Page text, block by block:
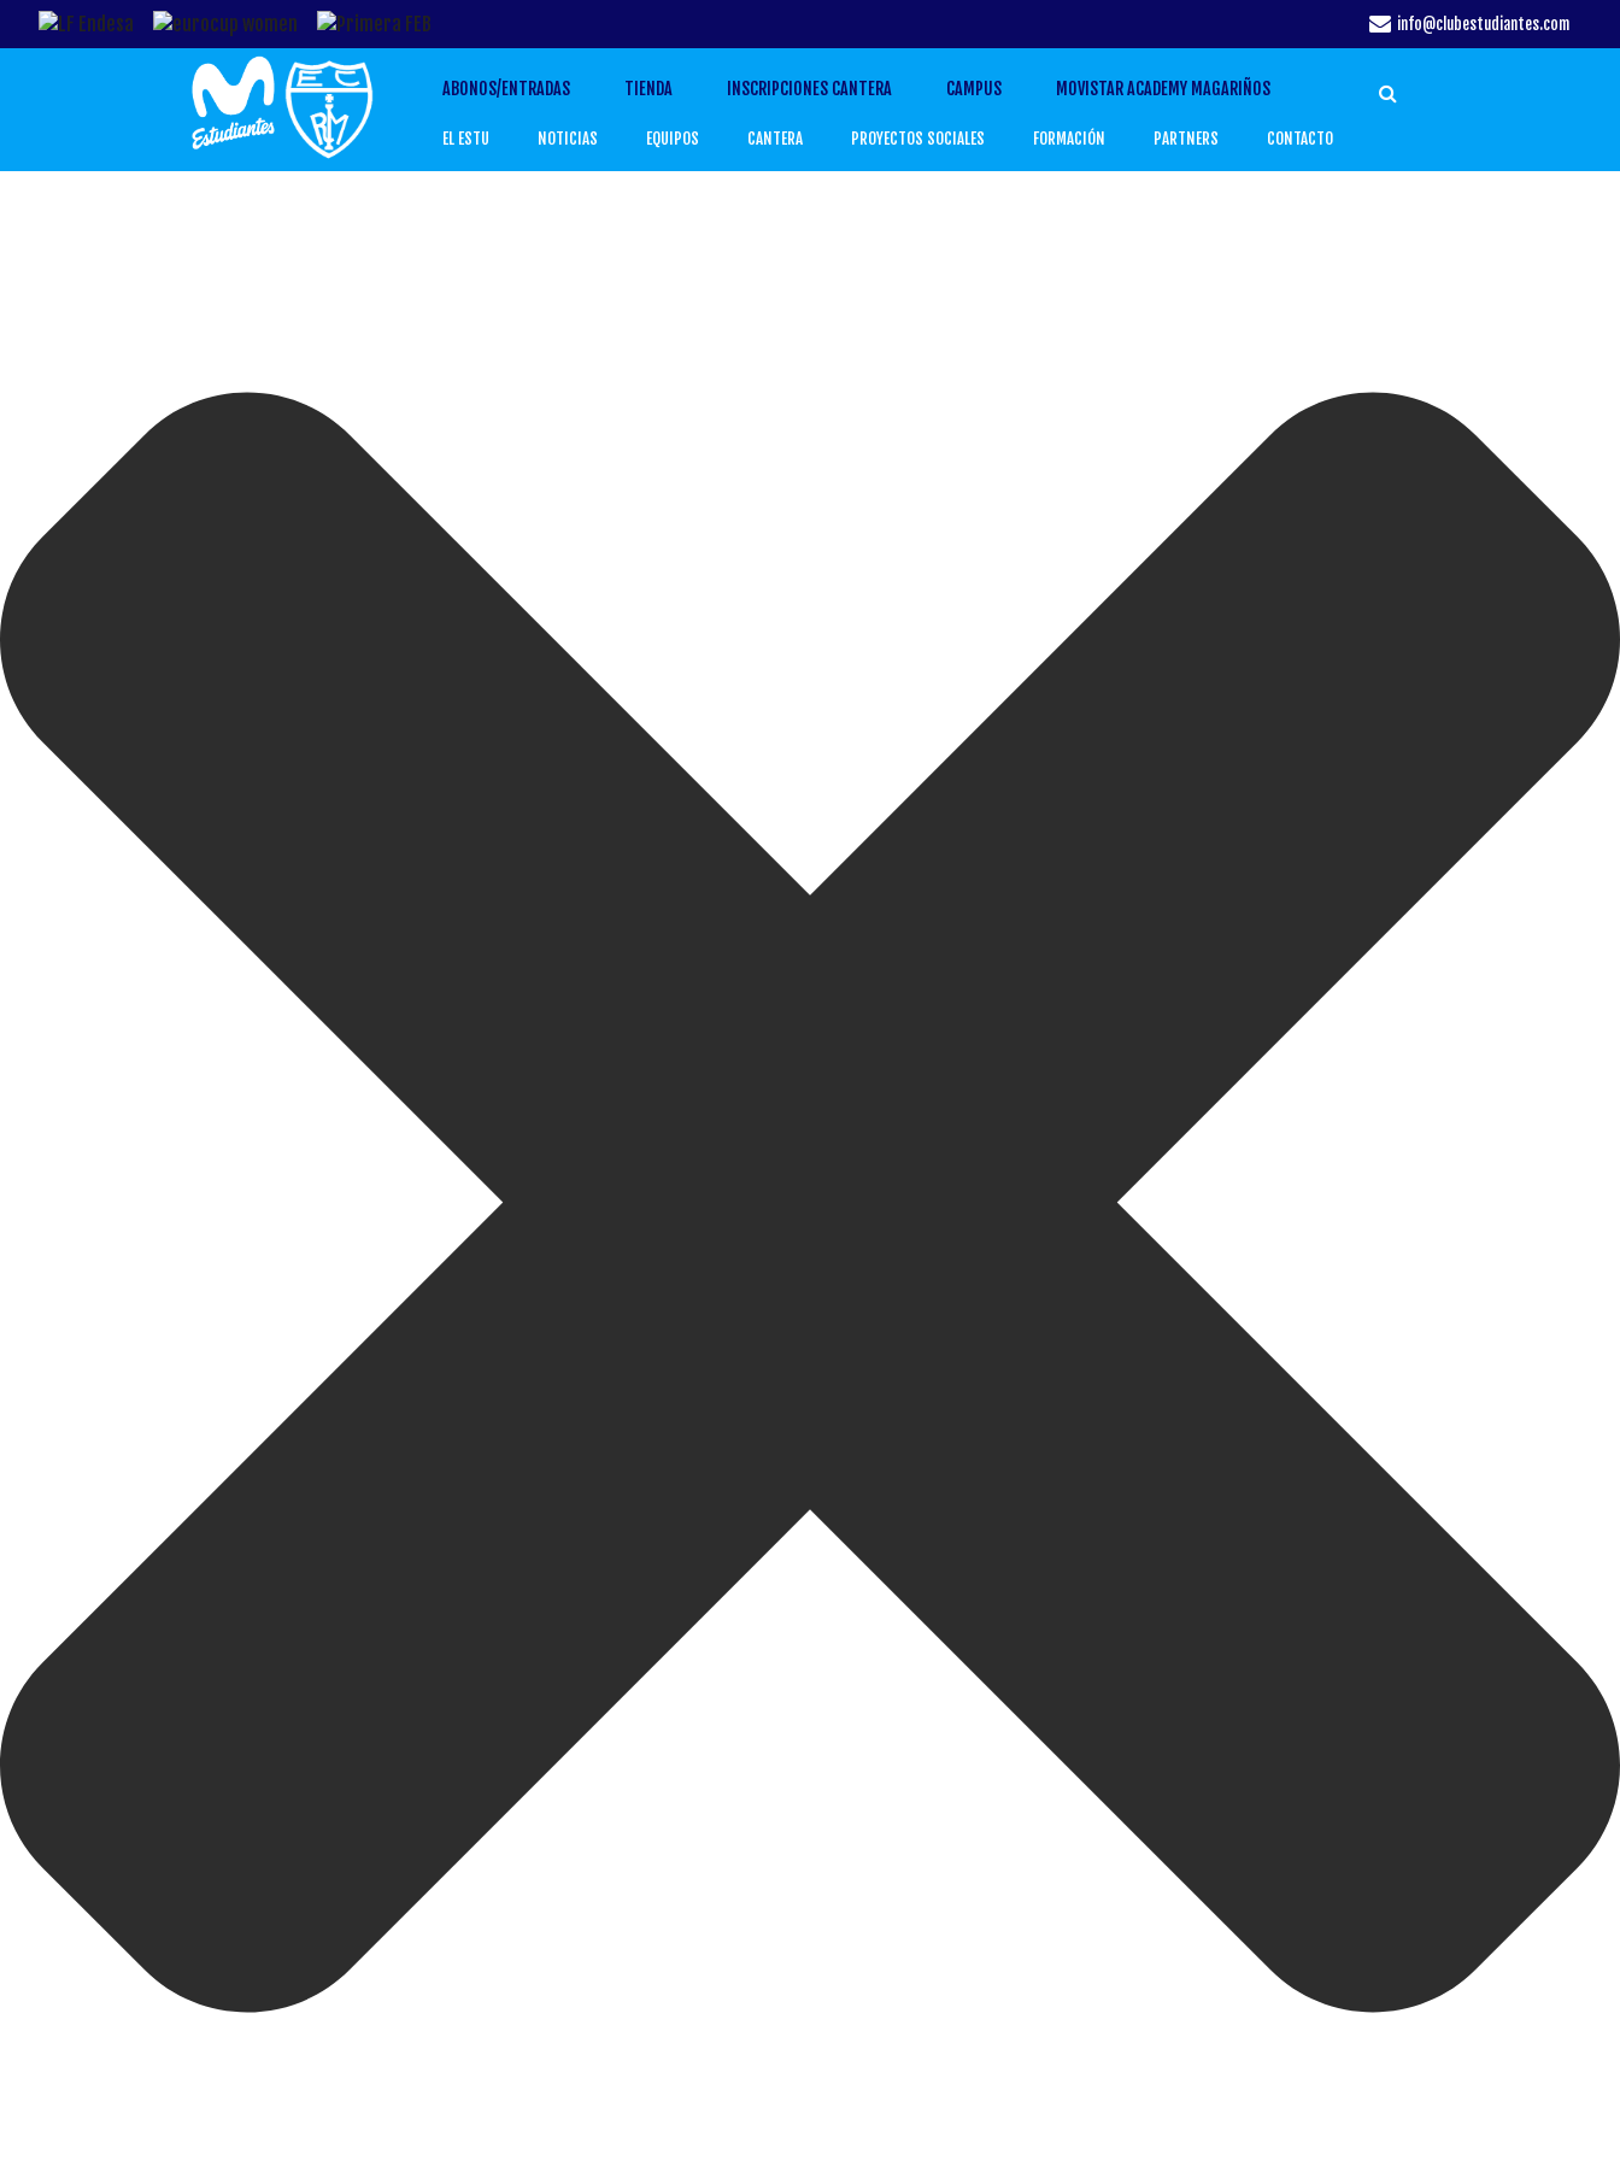
Gestionar el Consentimiento de las Cookies info@clubestudiantes.com
ABONOS/ENTRADAS TIENDA INSCRIPCIONES CANTERA CAMPUS MOVISTAR ACADEMY MAGARIÑOS
EL ESTU NOTICIAS EQUIPOS CANTERA PROYECTOS SOCIALES FORMACIÓN PARTNERS CONTACTO